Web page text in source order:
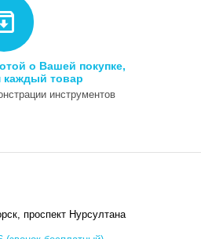
о Вашей покупке,
каждый товар
инструментов
​проспект Нурсултана